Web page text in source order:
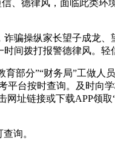
、德律风，面临此类环
骗操纵家长望子成龙、
间拨打报警德律风。轻
部分”“财务局”工做人
平台按时查询。及时向
址链接或下载APP领
询。